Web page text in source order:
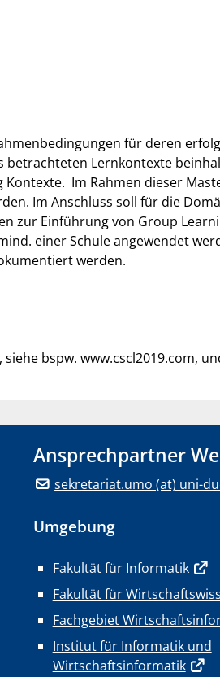
für deren
betrachteten Lernkontexte
Im Rahmen dieser
Im Anschluss soll für die
zur Einführung von Group
einer Schule angewendet
werden.
bspw. www.cscl2019.com,
Ansprechpartner
sekretariat.umo (at) uni-
Umgebung
Fakultät für Informatik
Fakultät für
Fachgebiet
Institut für Informatik und
Wirtschaftsinformatik